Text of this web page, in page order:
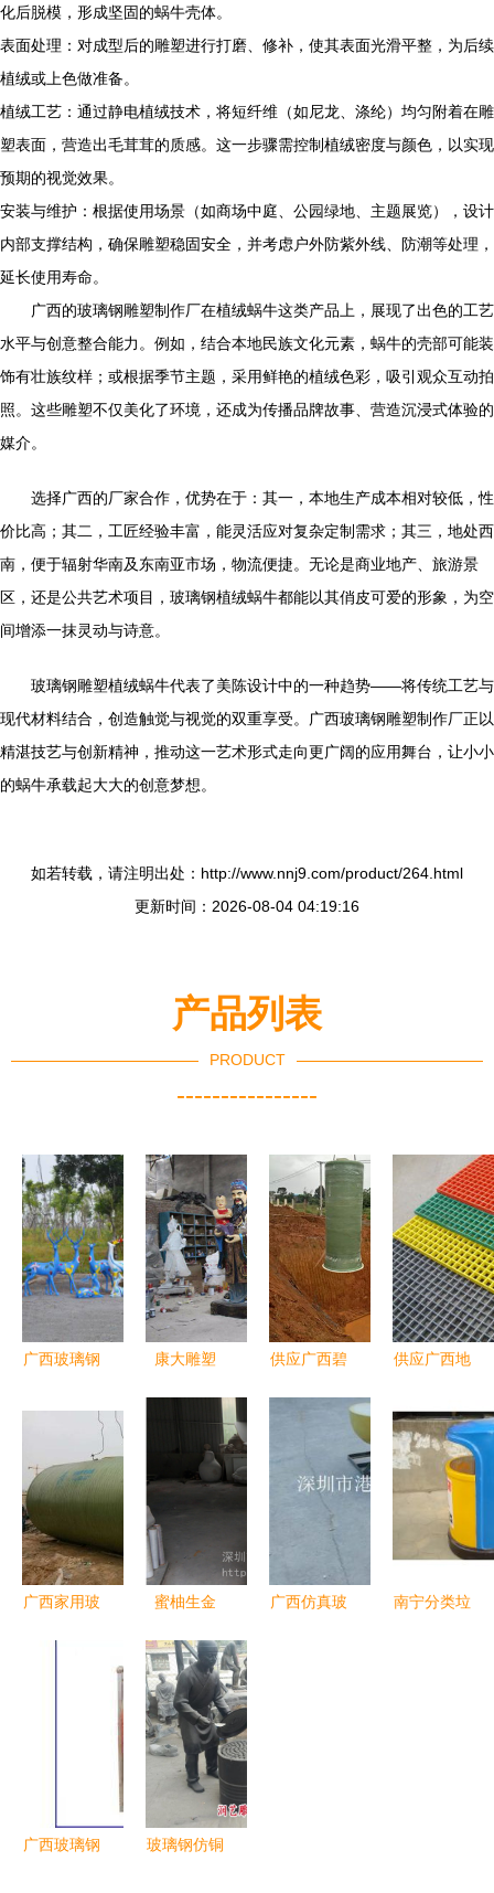
化后脱模，形成坚固的蜗牛壳体。
表面处理：对成型后的雕塑进行打磨、修补，使其表面光滑平整，为后续
植绒或上色做准备。
植绒工艺：通过静电植绒技术，将短纤维（如尼龙、涤纶）均匀附着在雕
塑表面，营造出毛茸茸的质感。这一步骤需控制植绒密度与颜色，以实现
预期的视觉效果。
安装与维护：根据使用场景（如商场中庭、公园绿地、主题展览），设计
内部支撑结构，确保雕塑稳固安全，并考虑户外防紫外线、防潮等处理，
延长使用寿命。
广西的玻璃钢雕塑制作厂在植绒蜗牛这类产品上，展现了出色的工艺
水平与创意整合能力。例如，结合本地民族文化元素，蜗牛的壳部可能装
饰有壮族纹样；或根据季节主题，采用鲜艳的植绒色彩，吸引观众互动拍
照。这些雕塑不仅美化了环境，还成为传播品牌故事、营造沉浸式体验的
媒介。
选择广西的厂家合作，优势在于：其一，本地生产成本相对较低，性
价比高；其二，工匠经验丰富，能灵活应对复杂定制需求；其三，地处西
南，便于辐射华南及东南亚市场，物流便捷。无论是商业地产、旅游景
区，还是公共艺术项目，玻璃钢植绒蜗牛都能以其俏皮可爱的形象，为空
间增添一抹灵动与诗意。
玻璃钢雕塑植绒蜗牛代表了美陈设计中的一种趋势——将传统工艺与
现代材料结合，创造触觉与视觉的双重享受。广西玻璃钢雕塑制作厂正以
精湛技艺与创新精神，推动这一艺术形式走向更广阔的应用舞台，让小小
的蜗牛承载起大大的创意梦想。
如若转载，请注明出处：http://www.nnj9.com/product/264.html
更新时间：2026-08-04 04:19:16
产品列表
PRODUCT
----------------
广西玻璃钢
盘景观中的
诗意鹿群雕
康大雕塑
佛像彩绘与
福禄寿雕塑
的艺术匠心
与可定制服
务
供应广西碧
站 高效、
耐用的流体
解决方案
供应广西地
玻璃钢格栅
厂家、价格
与选型指南
广西家用玻
蜜柚生金
如何点亮广
西乡村旅游
文化
广西仿真玻
南宁分类垃
广西玻璃钢
玻璃钢仿铜